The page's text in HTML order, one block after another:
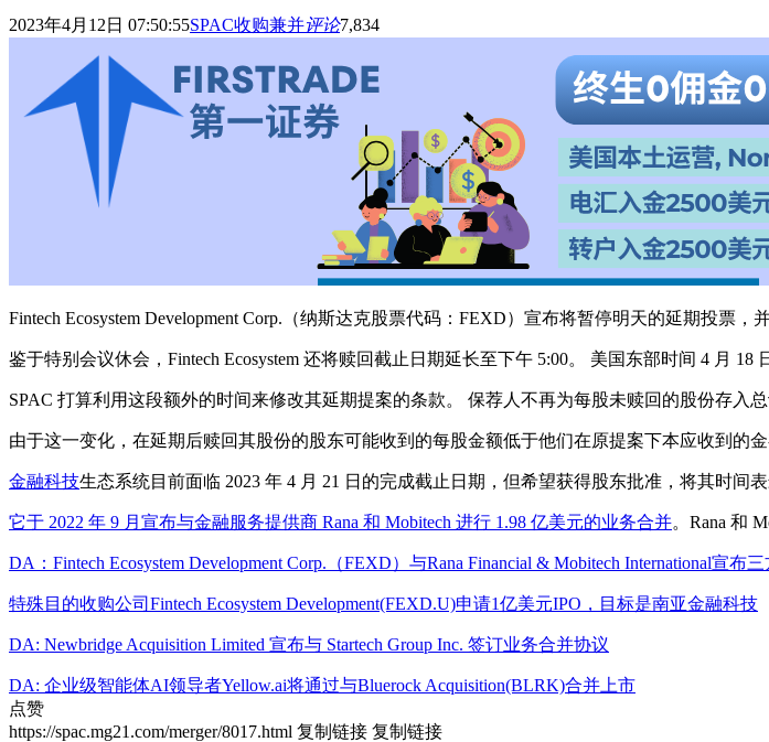
2023年4月12日 07:50:55SPAC收购兼并评论7,834
Fintech Ecosystem Development Corp.（纳斯达克股票代码：FEXD）宣布将暂停明天的延期投票
鉴于特别会议休会，Fintech Ecosystem 还将赎回截止日期延长至下午 5:00。 美国东部时间 4 月 18
SPAC 打算利用这段额外的时间来修改其延期提案的条款。 保荐人不再为每股未赎回的股份存入
由于这一变化，在延期后赎回其股份的股东可能收到的每股金额低于他们在原提案下本应收到的金
金融科技生态系统目前面临 2023 年 4 月 21 日的完成截止日期，但希望获得股东批准，将其时间
它于 2022 年 9 月宣布与金融服务提供商 Rana 和 Mobitech 进行 1.98 亿美元的业务合并。Rana 和
DA：Fintech Ecosystem Development Corp.（FEXD）与Rana Financial & Mobitech International宣布
特殊目的收购公司Fintech Ecosystem Development(FEXD.U)申请1亿美元IPO，目标是南亚金融科技
DA: Newbridge Acquisition Limited 宣布与 Startech Group Inc. 签订业务合并协议
DA: 企业级智能体AI领导者Yellow.ai将通过与Bluerock Acquisition(BLRK)合并上市
点赞
https://spac.mg21.com/merger/8017.html 复制链接 复制链接